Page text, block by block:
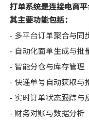
打单系统是连接电商
其主要功能包括：
- 多平台订单聚合与同
- 自动化面单生成与批
- 智能分仓与库存管理
- 快递单号自动获取与
- 实时订单状态跟踪与
- 财务对账与数据分析